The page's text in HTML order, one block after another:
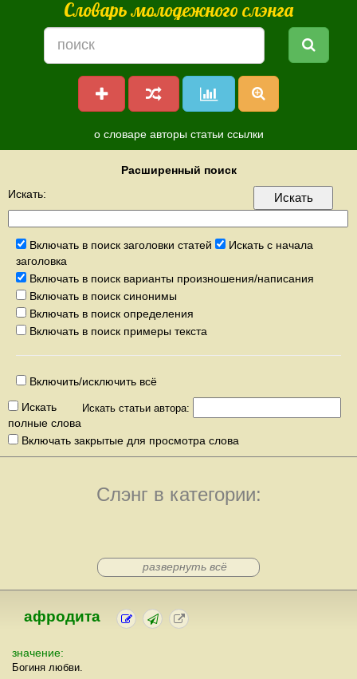
Словарь молодежного слэнга
о словаре авторы статьи ссылки
Расширенный поиск
Искать:
Включать в поиск заголовки статей
Искать с начала
заголовка
Включать в поиск варианты произношения/написания
Включать в поиск синонимы
Включать в поиск определения
Включать в поиск примеры текста
Включить/исключить всё
Искать статьи автора:
Искать
полные слова
Включать закрытые для просмотра слова
Слэнг в категории:
развернуть всё
афродита
значение:
Богиня любви.